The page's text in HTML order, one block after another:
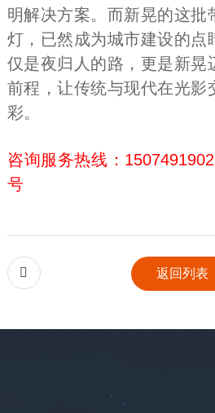
明解决方案。而新晃的这批
灯，已然成为城市建设的点
仅是夜归人的路，更是新晃
前程，让传统与现代在光影
彩。
咨询服务热线：
号
 返回列表